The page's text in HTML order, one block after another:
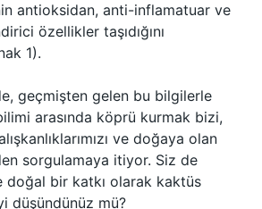
antioksidan, anti-inflamatuar ve
özellikler taşıdığını
1).
geçmişten gelen bu bilgilerle
arasında köprü kurmak bizi,
ve doğaya olan
sorgulamaya itiyor. Siz de
doğal bir katkı olarak kaktüs
düşündünüz mü?